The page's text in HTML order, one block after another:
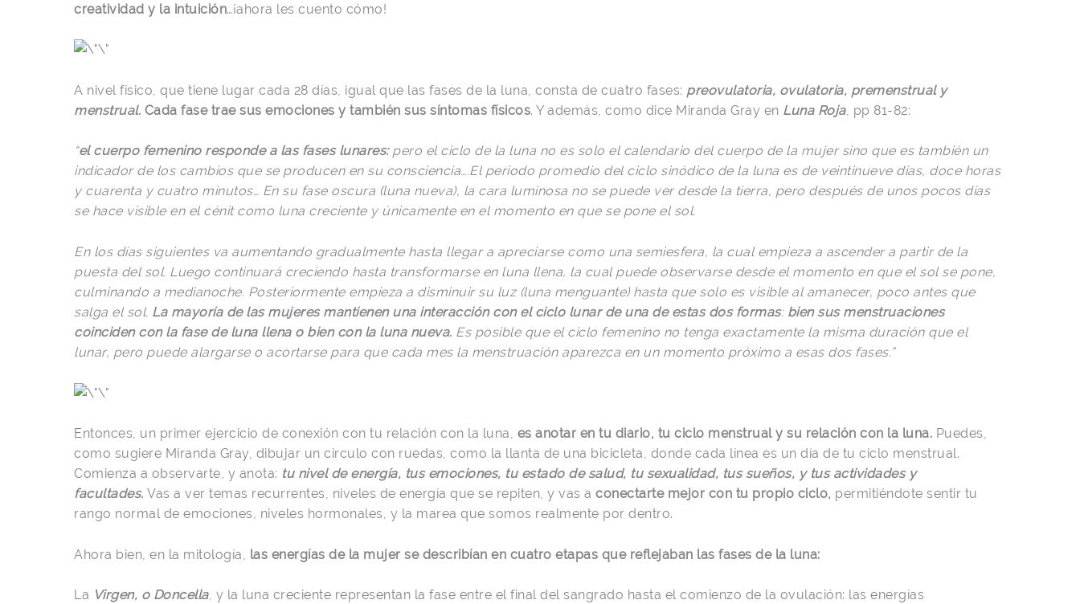
creatividad y la intuición…¡ahora les cuento cómo!
A nivel físico, que tiene lugar cada 28 días, igual que las fases de la luna, consta de cuatro fases: preovulatoria, ovulatoria, premenstrual y
menstrual. Cada fase trae sus emociones y también sus síntomas físicos. Y además, como dice Miranda Gray en Luna Roja, pp 81-82:
“el cuerpo femenino responde a las fases lunares: pero el ciclo de la luna no es solo el calendario del cuerpo de la mujer sino que es también un
indicador de los cambios que se producen en su consciencia….El periodo promedio del ciclo sinódico de la luna es de veintinueve días, doce horas
y cuarenta y cuatro minutos… En su fase oscura (luna nueva), la cara luminosa no se puede ver desde la tierra, pero después de unos pocos días
se hace visible en el cénit como luna creciente y únicamente en el momento en que se pone el sol.
En los días siguientes va aumentando gradualmente hasta llegar a apreciarse como una semiesfera, la cual empieza a ascender a partir de la
puesta del sol. Luego continuará creciendo hasta transformarse en luna llena, la cual puede observarse desde el momento en que el sol se pone,
culminando a medianoche. Posteriormente empieza a disminuir su luz (luna menguante) hasta que solo es visible al amanecer, poco antes que
salga el sol. La mayoría de las mujeres mantienen una interacción con el ciclo lunar de una de estas dos formas: bien sus menstruaciones
coinciden con la fase de luna llena o bien con la luna nueva. Es posible que el ciclo femenino no tenga exactamente la misma duración que el
lunar, pero puede alargarse o acortarse para que cada mes la menstruación aparezca en un momento próximo a esas dos fases.”
Entonces, un primer ejercicio de conexión con tu relación con la luna, es anotar en tu diario, tu ciclo menstrual y su relación con la luna. Puedes,
como sugiere Miranda Gray, dibujar un circulo con ruedas, como la llanta de una bicicleta, donde cada línea es un día de tu ciclo menstrual.
Comienza a observarte, y anota: tu nivel de energía, tus emociones, tu estado de salud, tu sexualidad, tus sueños, y tus actividades y
facultades. Vas a ver temas recurrentes, niveles de energía que se repiten, y vas a conectarte mejor con tu propio ciclo, permitiéndote sentir tu
rango normal de emociones, niveles hormonales, y la marea que somos realmente por dentro.
Ahora bien, en la mitología, las energías de la mujer se describían en cuatro etapas que reflejaban las fases de la luna:
La Virgen, o Doncella, y la luna creciente representan la fase entre el final del sangrado hasta el comienzo de la ovulación: las energías